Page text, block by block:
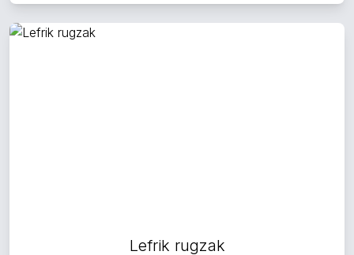
Lefrik rugzak